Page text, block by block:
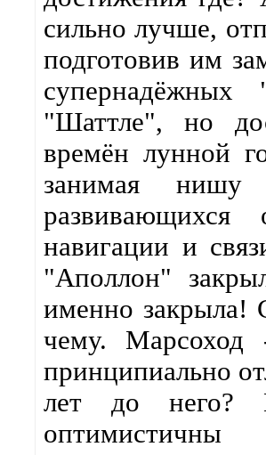
сильно лучше,
подготовив им
"Шаттле", но
времён лунной
занимая нишу
навигации и
"Аполлон"
именно закрыла!
чему.
принципиально
лет до него?